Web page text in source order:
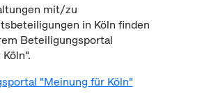
mit/zu
in Köln finden
Beteiligungsportal
"Meinung für Köln"